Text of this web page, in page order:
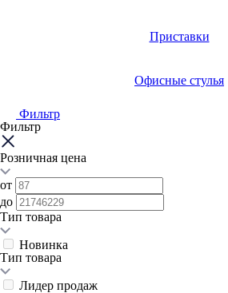
Приставки
Офисные стулья
Фильтр
Фильтр
Розничная цена
от
до
Тип товара
Новинка
Тип товара
Лидер продаж